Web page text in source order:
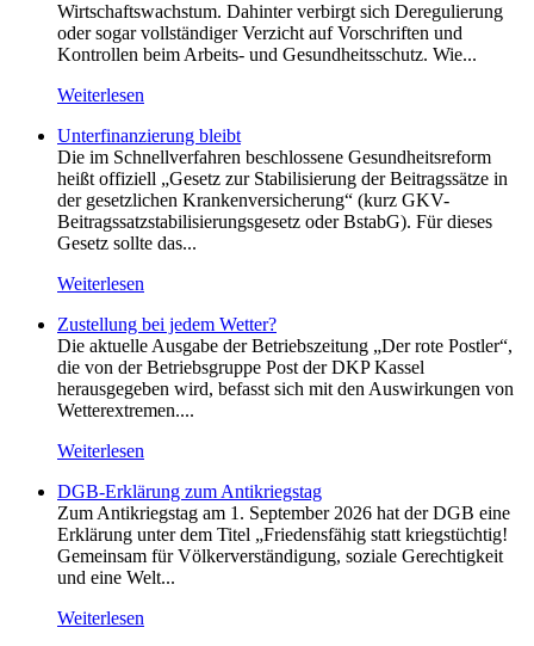
Wirtschaftswachstum. Dahinter verbirgt sich Deregulierung
oder sogar vollständiger Verzicht auf Vorschriften und
Kontrollen beim Arbeits- und Gesundheitsschutz. Wie...
Weiterlesen
Unterfinanzierung bleibt
Die im Schnellverfahren beschlossene Gesundheitsreform
heißt offiziell „Gesetz zur Stabilisierung der Beitragssätze in
der gesetzlichen Krankenversicherung“ (kurz GKV-
Beitragssatzstabilisierungsgesetz oder BstabG). Für dieses
Gesetz sollte das...
Weiterlesen
Zustellung bei jedem Wetter?
Die aktuelle Ausgabe der Betriebszeitung „Der rote Postler“,
die von der Betriebsgruppe Post der DKP Kassel
herausgegeben wird, befasst sich mit den Auswirkungen von
Wetterextremen....
Weiterlesen
DGB-Erklärung zum Antikriegstag
Zum Antikriegstag am 1. September 2026 hat der DGB eine
Erklärung unter dem Titel „Friedensfähig statt kriegstüchtig!
Gemeinsam für Völkerverständigung, soziale Gerechtigkeit
und eine Welt...
Weiterlesen